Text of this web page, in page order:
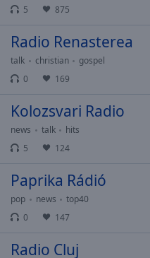
5
875
Radio Renasterea
talk christian
gospel
0
169
Kolozsvari Radio
news talk
hits
5
124
Paprika Rádió
pop news
top40
0
147
Radio Cluj